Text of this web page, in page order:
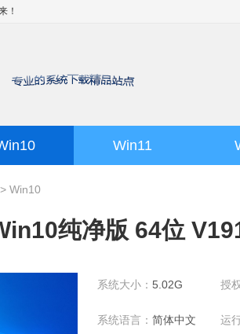
！
Win11
> Win10
纯净版 64位
系统大小： 5.02G 授
系统语言： 简体中文 运